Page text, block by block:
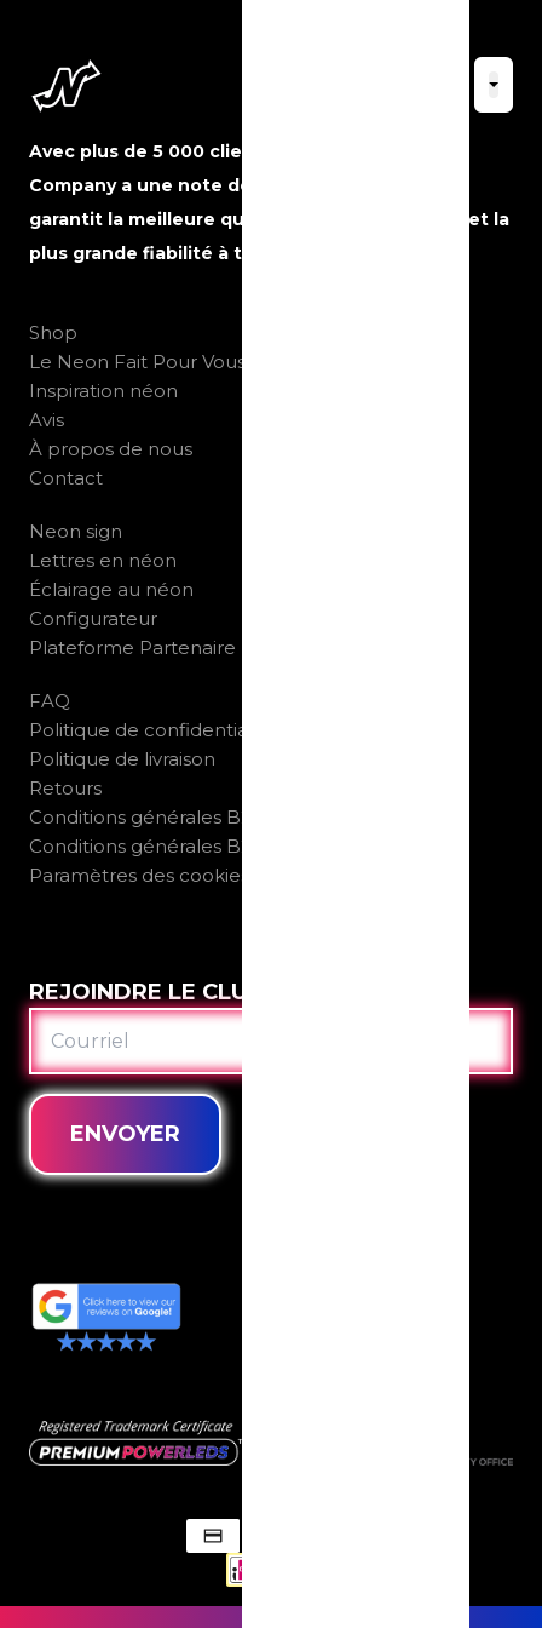
Avec plus de 5 000 clients satisfaits, The Neon
Company a une note de 5 étoiles sur Google et
garantit la meilleure qualité, le meilleur service et la
plus grande fiabilité à tout moment.
Shop
Le Neon Fait Pour Vous
Inspiration néon
Avis
À propos de nous
Contact
Neon sign
Lettres en néon
Éclairage au néon
Configurateur
Plateforme Partenaire
FAQ
Politique de confidentialité
Politique de livraison
Retours
Conditions générales B2C
Conditions générales B2B
Paramètres des cookies
REJOINDRE LE CLUB
COURRIEL
ENVOYER